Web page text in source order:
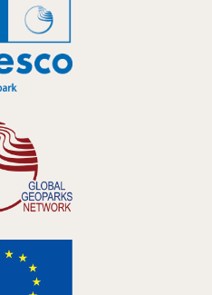
Hankelogo